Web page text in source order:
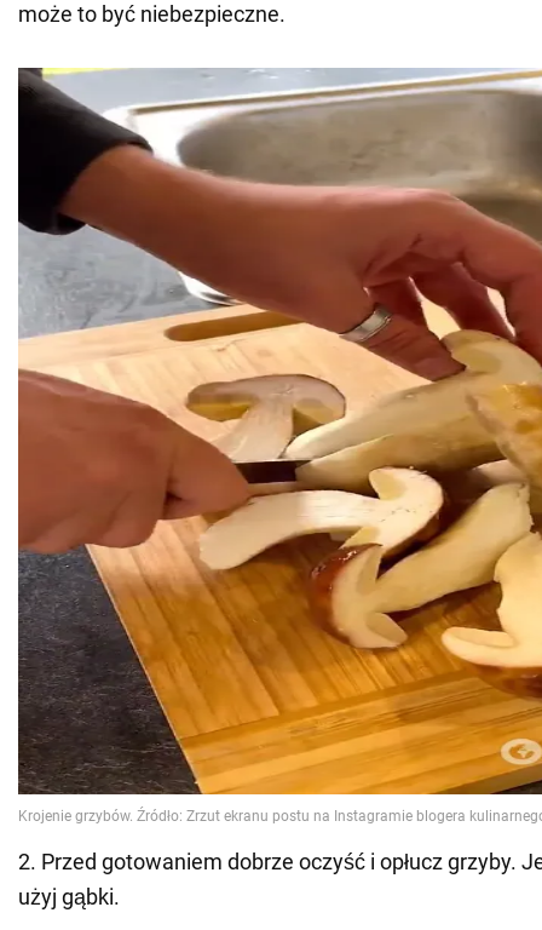
może to być niebezpieczne.
2. Przed gotowaniem dobrze oczyść i opłucz grzyby.
użyj gąbki.